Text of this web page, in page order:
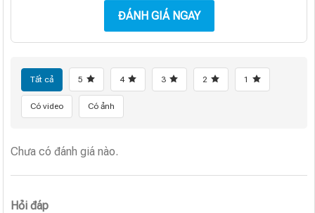
ĐÁNH GIÁ NGAY
Tất cả 5 4 3 2 1
Có video Có ảnh
Chưa có đánh giá nào.
Hỏi đáp